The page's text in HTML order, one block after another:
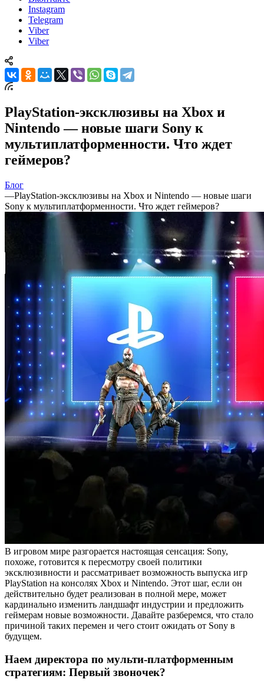
Instagram
Telegram
Viber
Viber
PlayStation-эксклюзивы на Xbox и
Nintendo — новые шаги Sony к
мультиплатформенности. Что ждет
геймеров?
Блог
—PlayStation-эксклюзивы на Xbox и Nintendo — новые шаги
Sony к мультиплатформенности. Что ждет геймеров?
В игровом мире разгорается настоящая сенсация: Sony,
похоже, готовится к пересмотру своей политики
эксклюзивности и рассматривает возможность выпуска игр
PlayStation на консолях Xbox и Nintendo. Этот шаг, если он
действительно будет реализован в полной мере, может
кардинально изменить ландшафт индустрии и предложить
геймерам новые возможности. Давайте разберемся, что стало
причиной таких перемен и чего стоит ожидать от Sony в
будущем.
Наем директора по мульти-платформенным
стратегиям: Первый звоночек?